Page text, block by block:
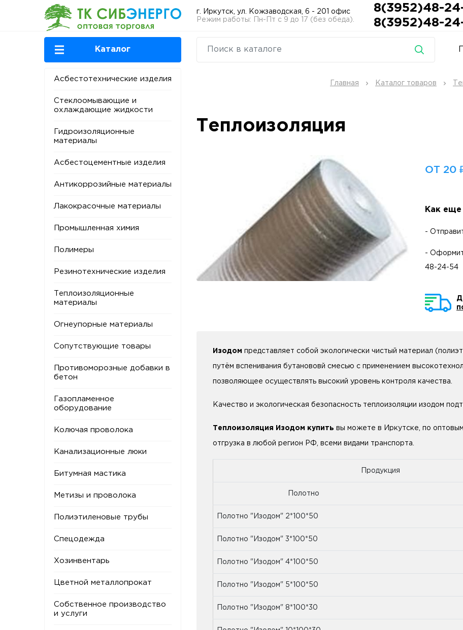
г. Иркутск, ул. Кожзаводская, 6 - 201 офис
Режим работы: Пн-Пт с 9 до 17 (без обеда).
8(3952)48-
8(3952)48-
Каталог
Асбестотехнические изделия
Стеклоомывающие и
охлаждающие жидкости
Гидроизоляционные
материалы
Асбестоцементные изделия
Антикоррозийные материалы
Лакокрасочные материалы
Промышленная химия
Полимеры
Резинотехнические изделия
Теплоизоляционные
материалы
Огнеупорные материалы
Сопутствующие товары
Противоморозные добавки в
бетон
Газопламенное
оборудование
Колючая проволока
Канализационные люки
Битумная мастика
Метизы и проволока
Полиэтиленовые трубы
Спецодежда
Хозинвентарь
Цветной металлопрокат
Собственное производство
и услуги
Главная Каталог товаров
Теплоизоляция
ОТ 20
Как
-
-
48-24-54
Изодом представляет собой экологически чистый материал
путём вспенивания бутанововй смесью с применением
позволяющее осуществлять высокий уровень контроля качества.
Качество и экологическая безопасность теплоизоляции изодом
Теплоизоляция Изодом купить вы можете в Иркутске, по
отгрузка в любой регион РФ, всеми видами транспорта.
Продукция
Полотно
Полотно "Изодом" 2*100*50
Полотно "Изодом" 3*100*50
Полотно "Изодом" 4*100*50
Полотно "Изодом" 5*100*50
Полотно "Изодом" 8*100*30